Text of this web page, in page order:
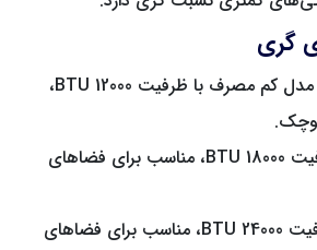
گری
- مدل GWH12QF: یک مدل کم مصرف با ظرفیت 12000 BTU،
- مدل GWH18QF: ظرفیت 18000 BTU، مناسب برای فضاهای
- مدل GWH24QF: ظرفیت 24000 BTU، مناسب برای فضاهای